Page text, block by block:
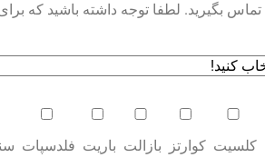
بگیرید. لطفا توجه داشته باشید که برای
کلسیت کوارتز بازالت باریت فلدسپات